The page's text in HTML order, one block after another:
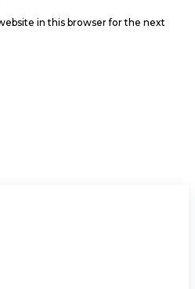
in this browser for the next